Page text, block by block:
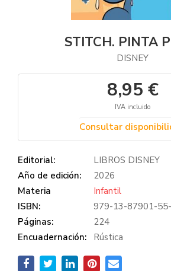
STITCH. PINTA
DISNEY
8,95 €
IVA incluido
Consultar
Editorial:
LIBROS DISNEY
Año de edición:
2026
Materia
Infantil
ISBN:
979-13-87901-
Páginas:
224
Encuadernación:
Rústica